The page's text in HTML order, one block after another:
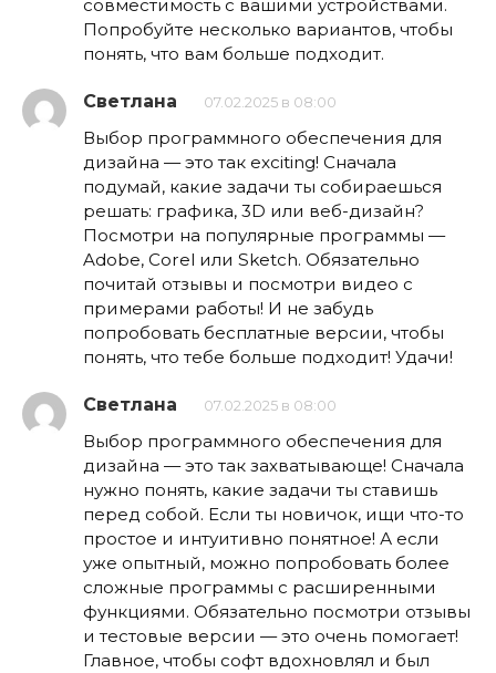
совместимость с вашими устройствами.
Попробуйте несколько вариантов, чтобы
понять, что вам больше подходит.
Светлана 07.02.2025 в 08:00
Выбор программного обеспечения для
дизайна — это так exciting! Сначала
подумай, какие задачи ты собираешься
решать: графика, 3D или веб-дизайн?
Посмотри на популярные программы —
Adobe, Corel или Sketch. Обязательно
почитай отзывы и посмотри видео с
примерами работы! И не забудь
попробовать бесплатные версии, чтобы
понять, что тебе больше подходит! Удачи!
Светлана 07.02.2025 в 08:00
Выбор программного обеспечения для
дизайна — это так захватывающе! Сначала
нужно понять, какие задачи ты ставишь
перед собой. Если ты новичок, ищи что-то
простое и интуитивно понятное! А если
уже опытный, можно попробовать более
сложные программы с расширенными
функциями. Обязательно посмотри отзывы
и тестовые версии — это очень помогает!
Главное, чтобы софт вдохновлял и был